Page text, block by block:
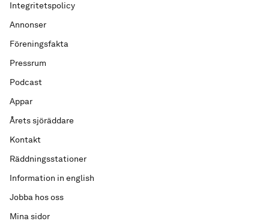
Integritetspolicy
Annonser
Föreningsfakta
Pressrum
Podcast
Appar
Årets sjöräddare
Kontakt
Räddningsstationer
Information in english
Jobba hos oss
Mina sidor